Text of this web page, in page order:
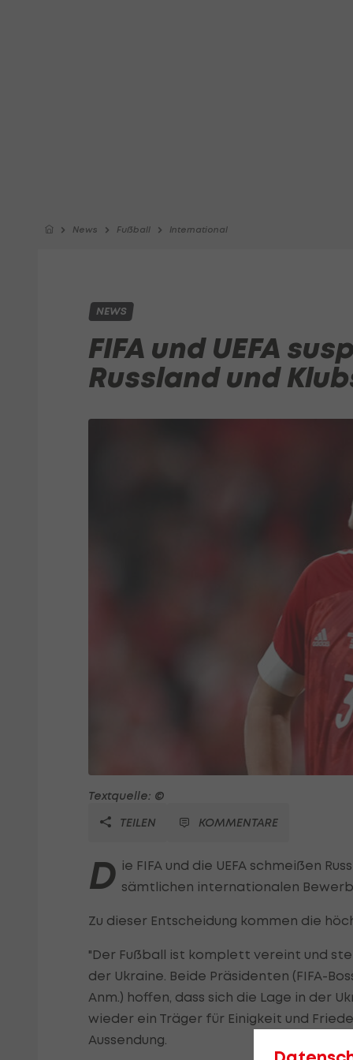
News Fußball International
NEWS
FIFA und UEFA
Russland und
Textquelle: ©
TEILEN
KOMMENTARE
D ie FIFA und die UEFA schmeißen
sämtlichen internationalen
Zu dieser Entscheidung kommen die
"Der Fußball ist komplett vereint und
der Ukraine. Beide Präsidenten (FIFA-
Anm.) hoffen, dass sich die Lage in der
wieder ein Träger für Einigkeit und
Aussendung.